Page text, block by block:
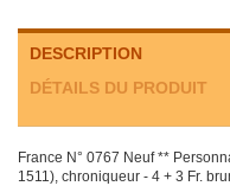
DESCRIPTION
DÉTAILS DU PRODUIT
France N° 0767 Neuf **
1511), chroniqueur - 4 + 3 Fr.